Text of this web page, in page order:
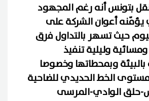
بتونس أنه رغم المجهود
يؤمّنه أعوان الشركة على
حيث تسهر بالتداول فرق
وليلية تنفيذ
بالبيئة وبمحطاتها وخصوصا
الخط الحديدي للضاحية
حلق الوادي-المرسى